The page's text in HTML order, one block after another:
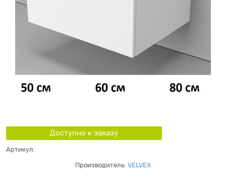
Доступно к заказу
Артикул:
Производитель: VELVEX